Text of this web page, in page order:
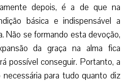
depois, é a de que na
básica e indispensável a
Não se formando esta devoção,
da graça na alma fica
possível conseguir. Portanto, a
para tudo quanto diz